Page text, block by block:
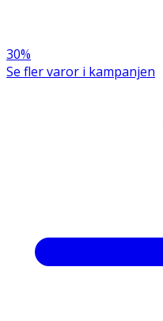
30%
Se fler varor i kampanjen